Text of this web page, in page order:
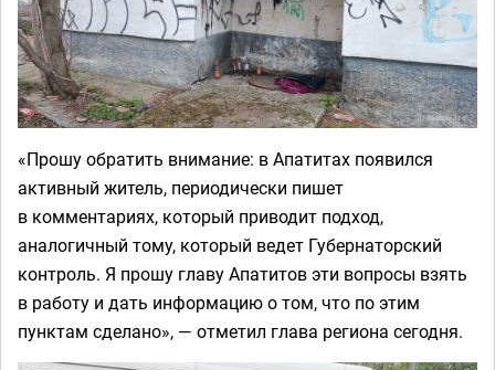
«Прошу обратить внимание: в Апатитах появился
активный житель, периодически пишет
в комментариях, который приводит подход,
аналогичный тому, который ведет Губернаторский
контроль. Я прошу главу Апатитов эти вопросы взять
в работу и дать информацию о том, что по этим
пунктам сделано», — отметил глава региона сегодня.